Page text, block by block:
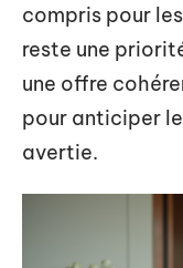
compris pour
reste une
une offre
pour anticiper
avertie.